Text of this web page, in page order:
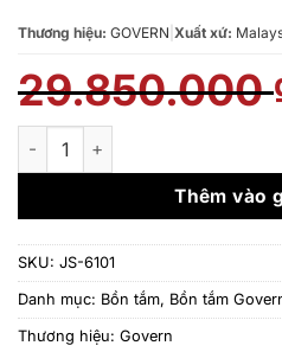
Thương hiệu: GOVERN Xuất xứ:
29.850.000
Bồn tắm không massage
Thêm vào
SKU: JS-6101
Danh mục: Bồn tắm, Bồn tắm
Thương hiệu: Govern